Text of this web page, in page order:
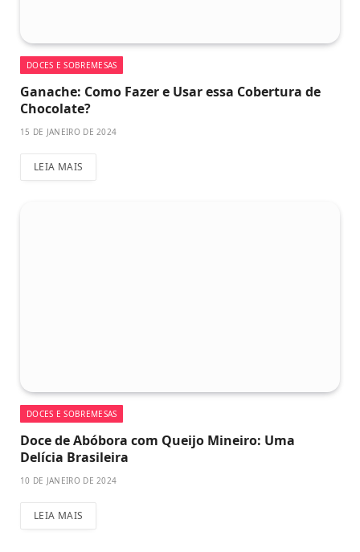
DOCES E SOBREMESAS
Ganache: Como Fazer e Usar essa Cobertura de
Chocolate?
15 DE JANEIRO DE 2024
LEIA MAIS
DOCES E SOBREMESAS
Doce de Abóbora com Queijo Mineiro: Uma
Delícia Brasileira
10 DE JANEIRO DE 2024
LEIA MAIS